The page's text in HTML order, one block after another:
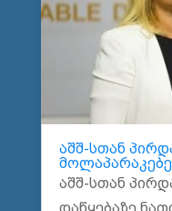
აშშ-სთან
აშშ-სთან